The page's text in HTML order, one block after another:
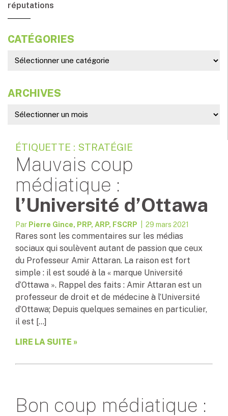
réputations
CATÉGORIES
ARCHIVES
ÉTIQUETTE : STRATÉGIE
Mauvais coup
médiatique :
l’Université d’Ottawa
Par Pierre Gince, PRP, ARP, FSCRP | 29 mars 2021
Rares sont les commentaires sur les médias
sociaux qui soulèvent autant de passion que ceux
du Professeur Amir Attaran. La raison est fort
simple : il est soudé à la « marque Université
d’Ottawa ». Rappel des faits : Amir Attaran est un
professeur de droit et de médecine à l’Université
d’Ottawa; Depuis quelques semaines en particulier,
il est […]
LIRE LA SUITE »
Bon coup médiatique :